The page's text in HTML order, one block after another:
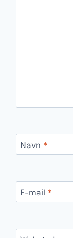
Navn *
E-mail *